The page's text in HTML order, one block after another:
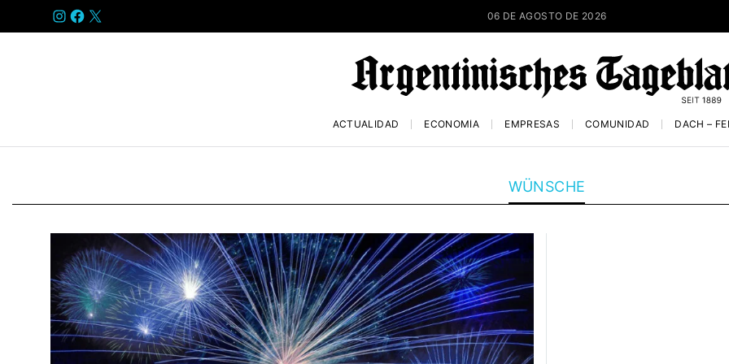
INSTAGRAM
FACEBOOK
X 06 DE AGOSTO DE 2026
ACTUALIDAD ECONOMÍA EMPRESAS COMUNIDAD DACH –
WÜNSCHE